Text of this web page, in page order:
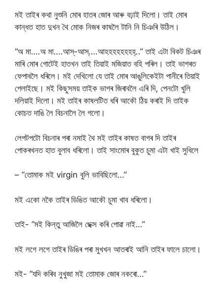
মই তাইৰ কথা নুশুনি মোৰ হাতৰ জোৰ আৰু বঢ়াই দিলো। তাই মোৰ
কান্ধত হাত দুখন থৈ মোক নিজৰ কাষলৈ টানি নি চিঞৰি উঠিল।
“অ মা….অ মা….আস্-আস্….আহহহহহহহহ্..” তাই এটা বিকট চিঞৰ
মাৰি মোৰ গোটেই হাতখন তাই তিয়াই মজিয়াত বহি পৰিল। তাই ভাগৰত
ফেপাবলৈ ধৰিলে। মই দেখিলো যে তাই মোৰ আঙুলিকেইটা পানীৰে তিয়াই
পেলাইছে। মই কিছুসময় তাইক ভাগৰ জিৰাবলৈ এৰি দি, পেনটো খুলি
দলিয়াই দিলো। মই তাইৰ কাষলটিত ধৰি আকৌ ঠিয় কৰাই দি তাইক
কোচত দাঙি লৈ বিচনালৈ লৈ গলো।
লেপটপটো বিচনাৰ পৰা নমাই থৈ মই তাইৰ কাষত বাগৰ দি তাইৰ
পোকৰখনত হাত বুলাব ধৰিলো। তাই সাংমোৰ বুকুত চুমা এটা খাই সুধিলে
– “তোমাক মই virgin বুলি ভাবিছিলো…”
মই একো নকৈ তাইৰ ডিঙিত আকৌ চুমা খাব ধৰিলো।
তাই- “মই কিন্তু আজিলৈ ছেক্স কৰি পোৱা নাই…”
মই লগে লগে তাইৰ ডিঙিৰ পৰা মুখখন আতৰাই আনি তাইৰ ফালে চালো।
মই- “যদি কৰিব নুখুজা মই তোমাক জোৰ নকৰো…”